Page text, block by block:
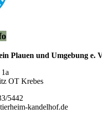
Plauen und Umgebung e.
OT Krebes
5442
kandelhof.de